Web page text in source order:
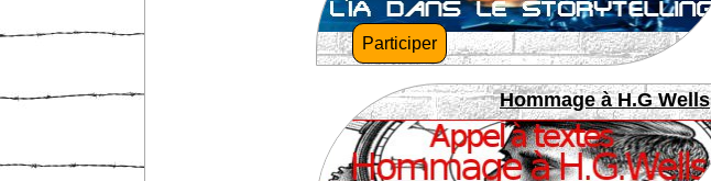
Participer
Hommage à H.G Wells